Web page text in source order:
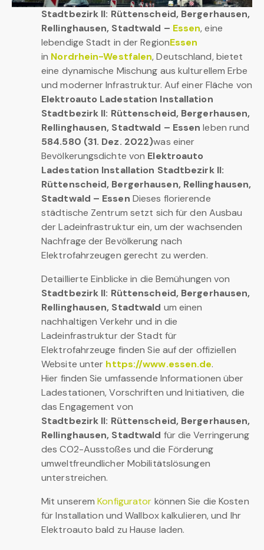
Stadtbezirk II: Rüttenscheid, Bergerhausen,
Rellinghausen, Stadtwald – Essen, eine
lebendige Stadt in der RegionEssen
in Nordrhein-Westfalen, Deutschland, bietet
eine dynamische Mischung aus kulturellem Erbe
und moderner Infrastruktur. Auf einer Fläche von
Elektroauto Ladestation Installation
Stadtbezirk II: Rüttenscheid, Bergerhausen,
Rellinghausen, Stadtwald – Essen leben rund
584.580 (31. Dez. 2022)was einer
Bevölkerungsdichte von Elektroauto
Ladestation Installation Stadtbezirk II:
Rüttenscheid, Bergerhausen, Rellinghausen,
Stadtwald – Essen Dieses florierende
städtische Zentrum setzt sich für den Ausbau
der Ladeinfrastruktur ein, um der wachsenden
Nachfrage der Bevölkerung nach
Elektrofahrzeugen gerecht zu werden.
Detaillierte Einblicke in die Bemühungen von
Stadtbezirk II: Rüttenscheid, Bergerhausen,
Rellinghausen, Stadtwald um einen
nachhaltigen Verkehr und in die
Ladeinfrastruktur der Stadt für
Elektrofahrzeuge finden Sie auf der offiziellen
Website unter https://www.essen.de.
Hier finden Sie umfassende Informationen über
Ladestationen, Vorschriften und Initiativen, die
das Engagement von
Stadtbezirk II: Rüttenscheid, Bergerhausen,
Rellinghausen, Stadtwald für die Verringerung
des CO2-Ausstoßes und die Förderung
umweltfreundlicher Mobilitätslösungen
unterstreichen.
Mit unseremKonfigurator können Sie die Kosten
für Installation und Wallbox kalkulieren, und Ihr
Elektroauto bald zu Hause laden.